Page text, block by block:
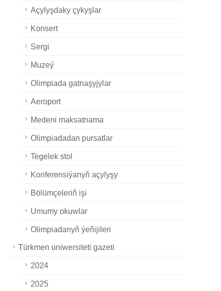
Açylyşdaky çykyşlar
Konsert
Sergi
Muzeý
Olimpiada gatnaşyjylar
Aeroport
Medeni maksatnama
Olimpiadadan pursatlar
Tegelek stol
Konferensiýanyň açylyşy
Bölümçeleriň işi
Umumy okuwlar
Olimpiadanyň ýeňijileri
Türkmen uniwersiteti gazeti
2024
2025